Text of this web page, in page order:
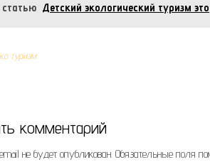
Детский экологический туризм это
туризм
комментарий
не будет опубликован. Обязательные поля